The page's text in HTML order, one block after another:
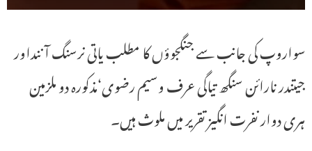
سواروپ کی جانب سے جنگجوؤں کا مطلب یاتی نرسنگ آننداور
جیتندر نارائن سنگھ تیاگی عرف وسیم رضوی‘مذکورہ دو ملزمین
ہری دوار نفرت انگیز تقریر میں ملوث ہیں۔